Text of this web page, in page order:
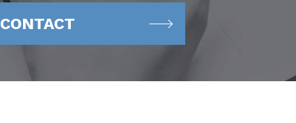
CONTACT